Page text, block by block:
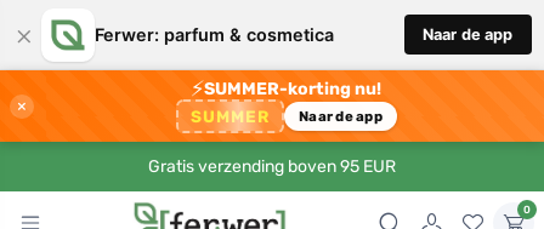
× Ferwer: parfum & cosmetica Naar de app
×
⚡SUMMER-korting nu!
SUMMER Naar de app
Gratis verzending boven 95 EUR
0